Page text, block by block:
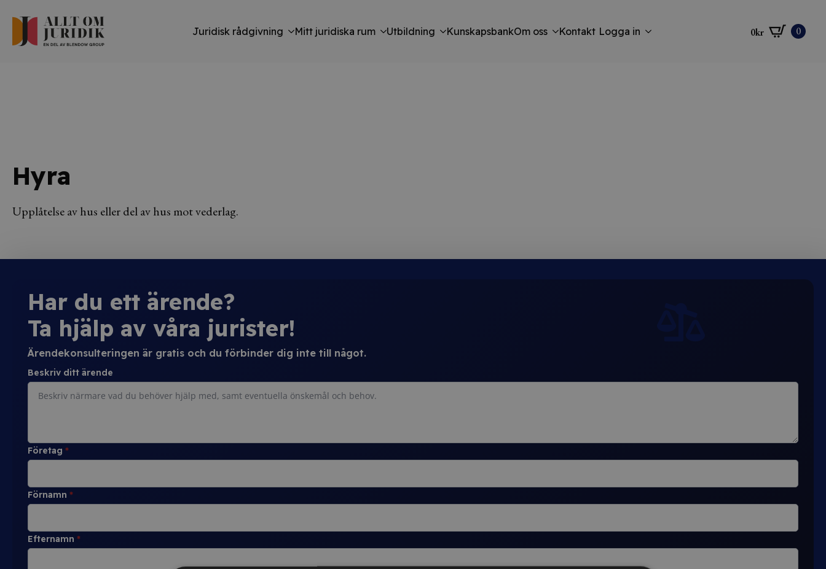
Juridisk rådgivning Mitt juridiska rum Utbildning KunskapsbankOm oss Kontakt Logga in 0kr 0
Hyra
Upplåtelse av hus eller del av hus mot vederlag.
Har du ett ärende?
Ta hjälp av våra jurister!
Ärendekonsulteringen är gratis och du förbinder dig inte till något.
Beskriv ditt ärende
Företag *
Förnamn *
Efternamn *